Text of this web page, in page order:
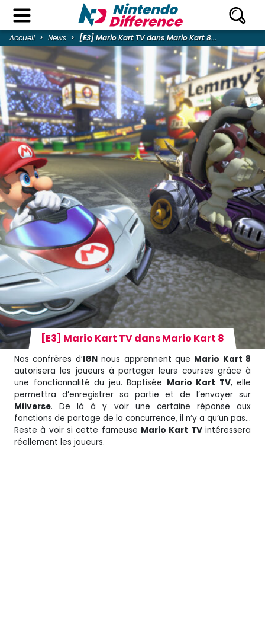
Accueil News [E3] Mario Kart TV dans Mario Kart 8...
[E3] Mario Kart TV dans Mario Kart 8
Nos confrères d’IGNnous apprennent que Mario Kart 8
autorisera les joueurs à partager leurs courses grâce à
une fonctionnalité du jeu. Baptisée Mario Kart TV, elle
permettra d’enregistrer sa partie et de l’envoyer sur
Miiverse. De là à y voir une certaine réponse aux
fonctions de partage de la concurrence, il n’y a qu’un pas…
Reste à voir si cette fameuse Mario Kart TVintéressera
réellement les joueurs.